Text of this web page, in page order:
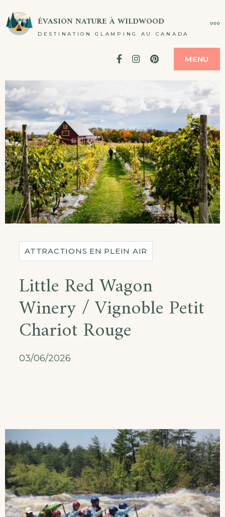
au
ÉVASION NATURE À WILDWOOD
DESTINATION GLAMPING AU CANADA
FacebookInstagram
Pinterest
MENU
Blog
ATTRACTIONS EN PLEIN AIR
Little Red Wagon
Winery / Vignoble Petit
Chariot Rouge
03/06/2026